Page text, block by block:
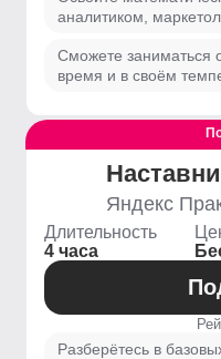
аналитиком,
Сможете заниматься
время и в своём
Яндекс
Длительность
4 часа
Разберётесь в